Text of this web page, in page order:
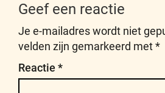
Geef een reactie
Je e-mailadres wordt niet
velden zijn gemarkeerd met*
Reactie *